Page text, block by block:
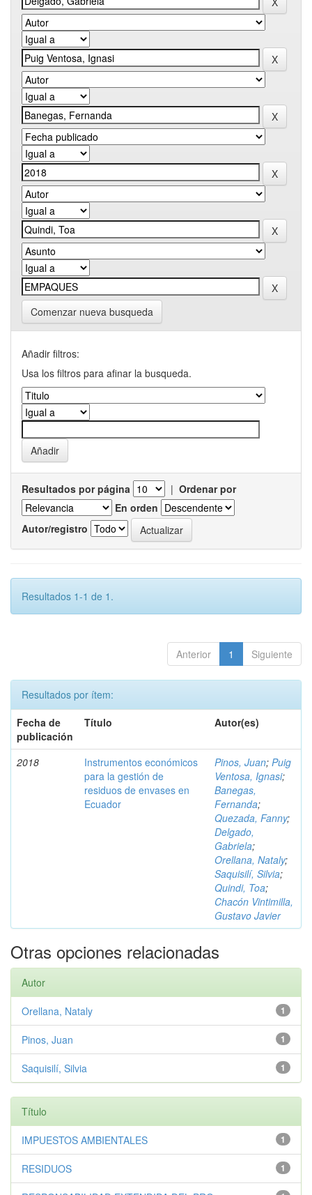
Comenzar nueva busqueda
Añadir filtros:
Usa los filtros para afinar la busqueda.
Resultados por página | Ordenar por
En orden
Autor/registro
Resultados 1-1 de 1.
Anterior 1 Siguiente
Resultados por ítem:
Fecha de
publicación
Título Autor(es)
2018
Instrumentos económicos
para la gestión de
residuos de envases en
Ecuador
Pinos, Juan; Puig
Ventosa, Ignasi;
Banegas,
Fernanda;
Quezada, Fanny;
Delgado,
Gabriela;
Orellana, Nataly;
Saquisilí, Silvia;
Quindi, Toa;
Chacón Vintimilla,
Gustavo Javier
Otras opciones relacionadas
Autor
1
Orellana, Nataly
1
Pinos, Juan
1
Saquisilí, Silvia
Título
1
IMPUESTOS AMBIENTALES
1
RESIDUOS